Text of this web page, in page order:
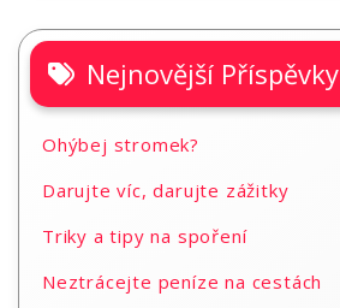
Nejnovější Příspěvky
Ohýbej stromek?
Darujte víc, darujte zážitky
Triky a tipy na spoření
Neztrácejte peníze na cestách